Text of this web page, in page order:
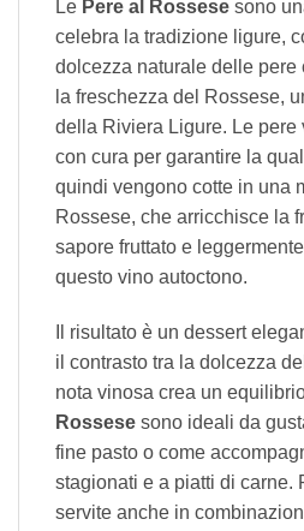
Le Pere al Rossese sono
celebra la tradizione ligure,
dolcezza naturale delle pere
la freschezza del Rossese,
della Riviera Ligure. Le
con cura per garantire la
quindi vengono cotte in una
Rossese, che arricchisce la
sapore fruttato e
questo vino autoctono.
Il risultato è un dessert
il contrasto tra la dolcezza
nota vinosa crea un
Rossese sono ideali da
fine pasto o come
stagionati e a piatti di carne.
servite anche in